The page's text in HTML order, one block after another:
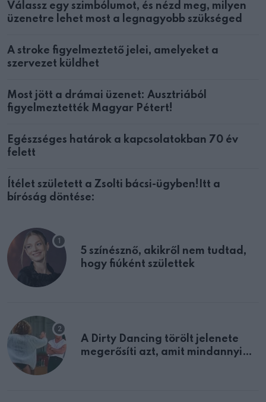
Válassz egy szimbólumot, és nézd meg, milyen
üzenetre lehet most a legnagyobb szükséged
A stroke figyelmeztető jelei, amelyeket a
szervezet küldhet
Most jött a drámai üzenet: Ausztriából
figyelmeztették Magyar Pétert!
Egészséges határok a kapcsolatokban 70 év
felett
Ítélet született a Zsolti bácsi-ügyben!Itt a
bíróság döntése:
5 színésznő, akikről nem tudtad,
hogy fiúként születtek
A Dirty Dancing törölt jelenete
megerősíti azt, amit mindannyian